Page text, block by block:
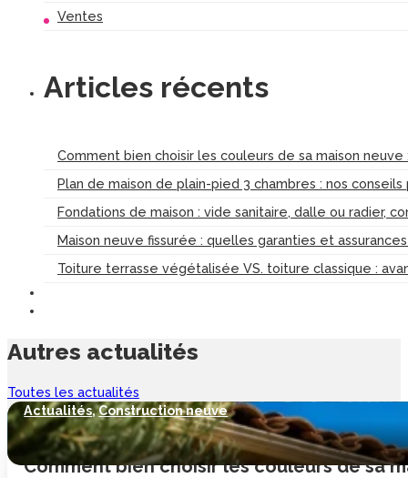
Ventes
Articles récents
Comment bien choisir les couleurs de sa maison
Plan de maison de plain-pied 3 chambres : nos
Fondations de maison : vide sanitaire, dalle ou radier,
Maison neuve fissurée : quelles garanties et
Toiture terrasse végétalisée VS. toiture classique :
Autres actualités
Toutes les actualités
Actualités,Construction neuve
Comment bien choisir les couleurs de sa